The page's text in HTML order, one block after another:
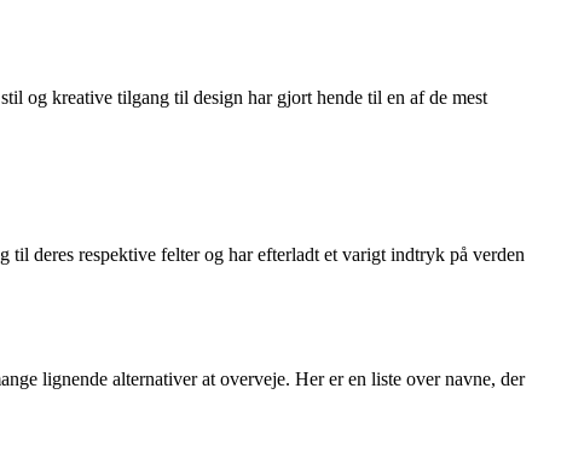
og kreative tilgang til design har gjort hende til en af de mest
deres respektive felter og har efterladt et varigt indtryk på verden
lignende alternativer at overveje. Her er en liste over navne, der